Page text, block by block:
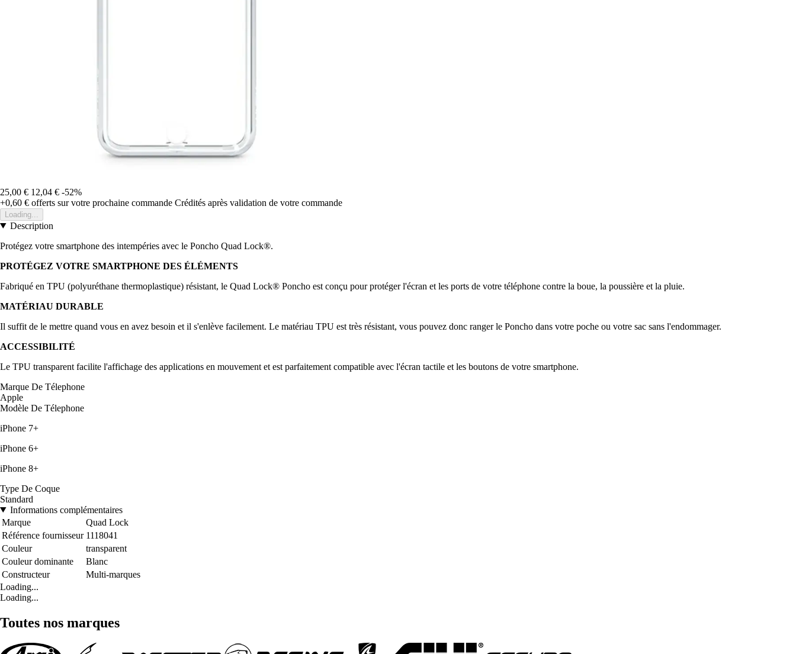
25,00 € 12,04 € -52%
+0,60 € offerts sur votre prochaine commande Crédités après validation de votre commande
Loading...
Description
Protégez votre smartphone des intempéries avec le Poncho Quad Lock®.
PROTÉGEZ VOTRE SMARTPHONE DES ÉLÉMENTS
Fabriqué en TPU (polyuréthane thermoplastique) résistant, le Quad Lock® Poncho est conçu pour protéger l'écran et les ports de votre téléphone contre la boue, la poussière et la pluie.
MATÉRIAU DURABLE
Il suffit de le mettre quand vous en avez besoin et il s'enlève facilement. Le matériau TPU est très résistant, vous pouvez donc ranger le Poncho dans votre poche ou votre sac sans l'endommager.
ACCESSIBILITÉ
Le TPU transparent facilite l'affichage des applications en mouvement et est parfaitement compatible avec l'écran tactile et les boutons de votre smartphone.
Marque De Télephone
Apple
Modèle De Télephone
iPhone 7+
iPhone 6+
iPhone 8+
Type De Coque
Standard
Informations complémentaires
Marque
Quad Lock
Référence fournisseur 1118041
Couleur
transparent
Couleur dominante
Blanc
Constructeur
Multi-marques
Loading...
Loading...
Toutes nos marques